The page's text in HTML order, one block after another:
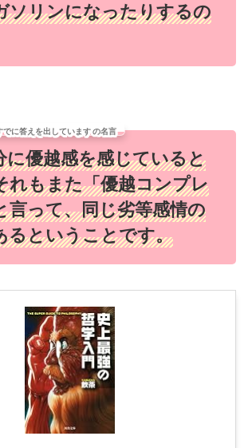
ソリンになったりするの
でに答えを出しています の名言
に優越感を感じていると
れもまた「優越コンプレ
言って、同じ劣等感情の
るということです。